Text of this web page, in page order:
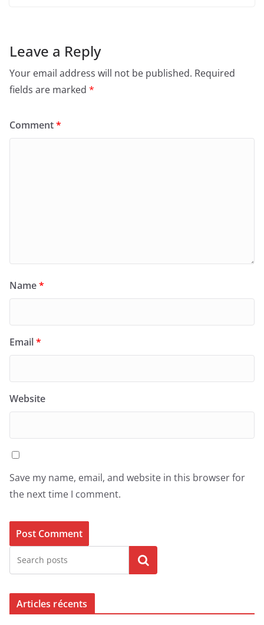
Leave a Reply
Your email address will not be published. Required
fields are marked *
Comment*
Name*
Email*
Website
Save my name, email, and website in this browser for
the next time I comment.
Search
Articles récents